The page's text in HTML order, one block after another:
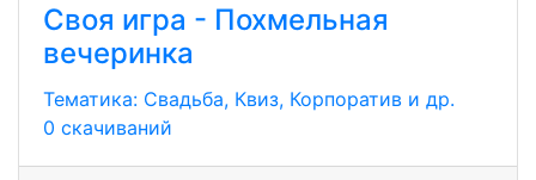
Своя игра - Похмельная
вечеринка
Тематика: Свадьба, Квиз, Корпоратив и др.
0 скачиваний